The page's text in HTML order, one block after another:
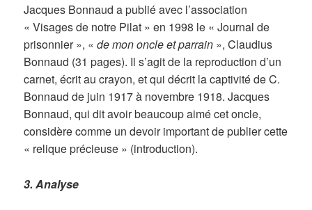
Jacques Bonnaud a publié avec l’association
« Visages de notre Pilat » en 1998 le « Journal de
prisonnier », «de mon oncle et parrain », Claudius
Bonnaud (31 pages). Il s’agit de la reproduction d’un
carnet, écrit au crayon, et qui décrit la captivité de C.
Bonnaud de juin 1917 à novembre 1918. Jacques
Bonnaud, qui dit avoir beaucoup aimé cet oncle,
considère comme un devoir important de publier cette
« relique précieuse » (introduction).
3. Analyse